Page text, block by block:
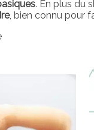
. En plus du
, bien connu pour